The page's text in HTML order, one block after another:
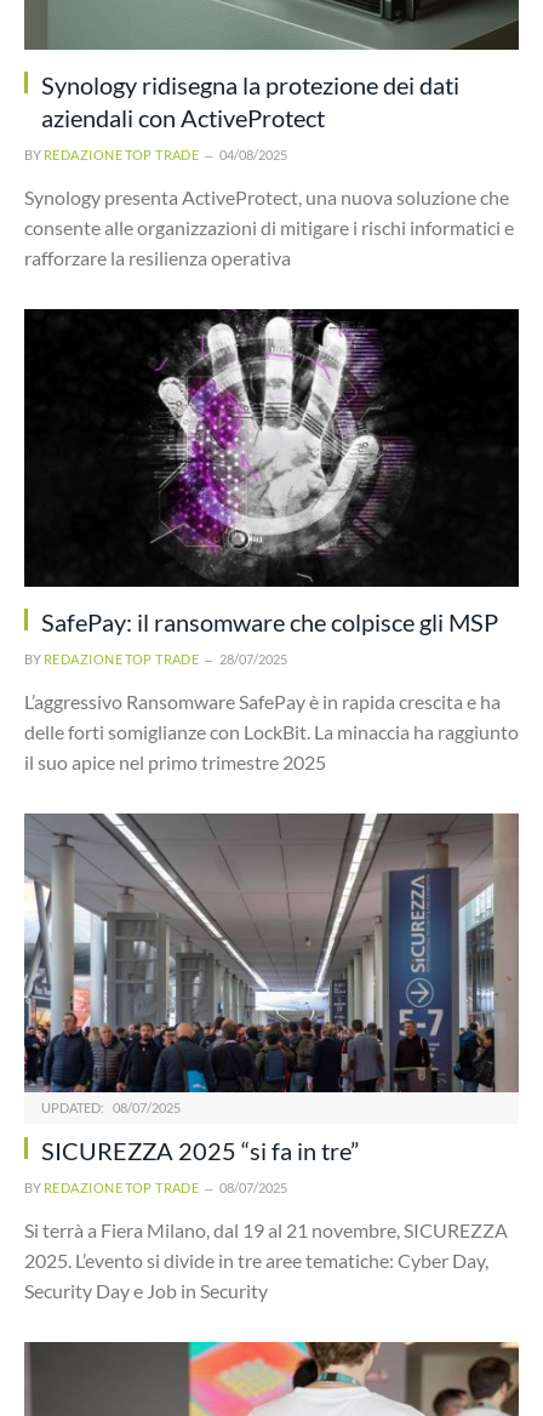
Synology ridisegna la protezione dei dati
aziendali con ActiveProtect
BY REDAZIONE TOP TRADE 04/08/2025
Synology presenta ActiveProtect, una nuova soluzione che
consente alle organizzazioni di mitigare i rischi informatici e
rafforzare la resilienza operativa
SafePay: il ransomware che colpisce gli MSP
BY REDAZIONE TOP TRADE 28/07/2025
L’aggressivo Ransomware SafePay è in rapida crescita e ha
delle forti somiglianze con LockBit. La minaccia ha raggiunto
il suo apice nel primo trimestre 2025
UPDATED: 08/07/2025
SICUREZZA 2025 “si fa in tre”
BY REDAZIONE TOP TRADE 08/07/2025
Si terrà a Fiera Milano, dal 19 al 21 novembre, SICUREZZA
2025. L’evento si divide in tre aree tematiche: Cyber Day,
Security Day e Job in Security